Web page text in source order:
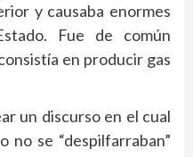
y causaba enormes
Fue de común
en producir gas
un discurso en el cual
no se “despilfarraban”